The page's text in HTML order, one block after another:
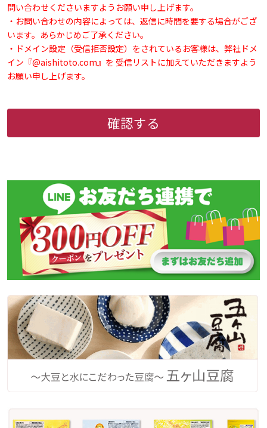
問い合わせくださいますようお願い申し上げます。
・お問い合わせの内容によっては、返信に時間を要する場合がござ
います。あらかじめご了承ください。
・ドメイン設定（受信拒否設定）をされているお客様は、弊社ドメ
イン『@aishitoto.com』を 受信リストに加えていただきますよう
お願い申し上げます。
確認する